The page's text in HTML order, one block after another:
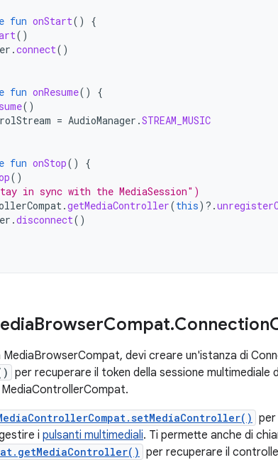
fun onStart()
{
()
.connect()
fun onResume()
{
()
= AudioManager .STREAM_MUSIC
fun onStop()
{
()
in sync with the MediaSession")
.getMediaController(this) ?.
.disconnect()
BrowserCompat.Connection
devi creare un'istanza di
per recuperare il token della sessione multimediale
per
i pulsanti multimediali. Ti permette anche di
per recuperare il